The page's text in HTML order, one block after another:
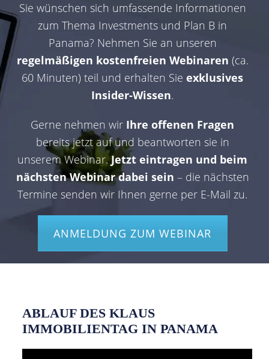
Sie wünschen sich umfassende Informationen
zum Thema Investments und Plan B in
Panama? Nehmen Sie an unseren
regelmäßigen kostenfreien Webinaren (ca.
60 Minuten) teil und erhalten Sieexklusives
Insider-Wissen.
Gerne nehmen wir Ihre offenen Fragen
bereits jetzt auf und beantworten sie in
unserem Webinar.Jetzt eintragen und beim
nächsten Webinar dabei sein – die nächsten
Termine senden wir Ihnen gerne per E-Mail zu.
ANMELDUNG ZUM WEBINAR
ABLAUF DES KLAUS
IMMOBILIENTAG IN PANAMA